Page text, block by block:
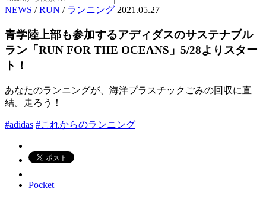
NEWS /RUN / ランニング 2021.05.27
青学陸上部も参加するアディダスのサステナブル
ラン「RUN FOR THE OCEANS」5/28よりスター
ト！
あなたのランニングが、海洋プラスチックごみの回収に直
結。走ろう！
#adidas #これからのランニング
Pocket